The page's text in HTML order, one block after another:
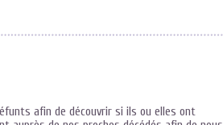
afin de découvrir si ils ou elles ont